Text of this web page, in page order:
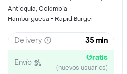
Antioquia, Colombia
Hamburguesa - Rapid Burger
Delivery 35 min
Envío Gratis
(nuevos usuarios)